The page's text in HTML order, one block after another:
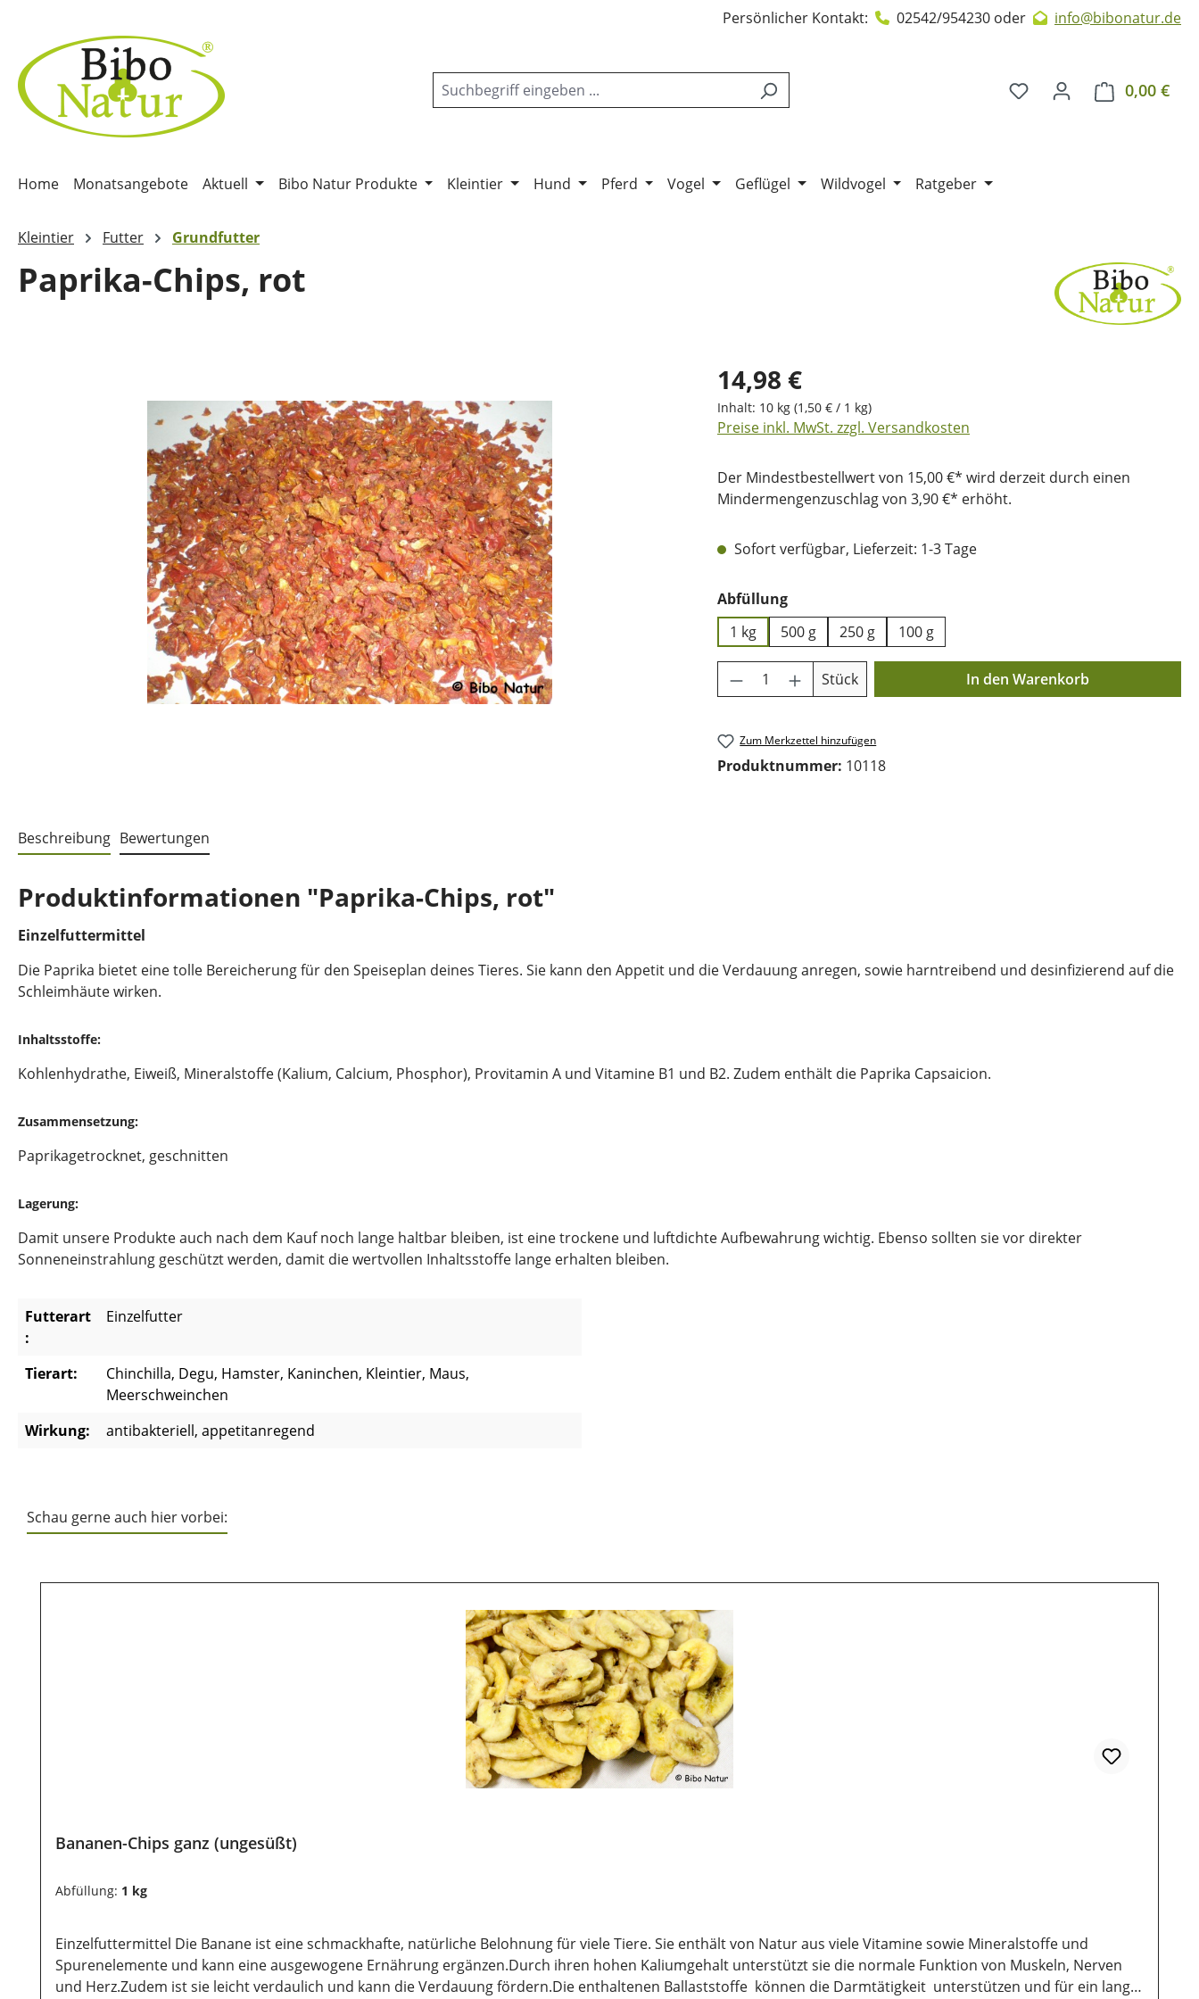
Persönlicher Kontakt: 02542/954230 oder info@bibonatur.de
0,00 €
Home Monatsangebote Aktuell Bibo Natur Produkte Kleintier Hund Pferd Vogel Geflügel Wildvogel Ratgeber
Kleintier Futter Grundfutter
Paprika-Chips, rot
14,98 €
Inhalt: 10 kg (1,50 € / 1 kg)
Preise inkl. MwSt. zzgl. Versandkosten
Der Mindestbestellwert von 15,00 €* wird derzeit durch einen
Mindermengenzuschlag von 3,90 €* erhöht.
Sofort verfügbar, Lieferzeit: 1-3 Tage
Abfüllungauswählen
1 kg
500 g 250 g 100 g
Produkt Anzahl: Gib den gewünschten Wert
Stück In den Warenkorb
Zum Merkzettel hinzufügen
Produktnummer: 10118
Beschreibung Bewertungen
Produktinformationen "Paprika-Chips, rot"
Einzelfuttermittel
Die Paprika bietet eine tolle Bereicherung für den Speiseplan deines Tieres. Sie kann den Appetit und die Verdauung anregen, sowie harntreibend und desinfizierend auf die
Schleimhäute wirken.
Inhaltsstoffe:
Kohlenhydrathe, Eiweiß, Mineralstoffe (Kalium, Calcium, Phosphor), Provitamin A und Vitamine B1 und B2. Zudem enthält die Paprika Capsaicion.
Zusammensetzung:
Paprikagetrocknet, geschnitten
Lagerung:
Damit unsere Produkte auch nach dem Kauf noch lange haltbar bleiben, ist eine trockene und luftdichte Aufbewahrung wichtig. Ebenso sollten sie vor direkter
Sonneneinstrahlung geschützt werden, damit die wertvollen Inhaltsstoffe lange erhalten bleiben.
Futterart
:
Einzelfutter
Tierart:
Chinchilla, Degu, Hamster, Kaninchen, Kleintier, Maus,
Meerschweinchen
Wirkung:
antibakteriell, appetitanregend
Schau gerne auch hier vorbei:
Bananen-Chips ganz (ungesüßt)
Abfüllung: 1 kg
Einzelfuttermittel Die Banane ist eine schmackhafte, natürliche Belohnung für viele Tiere. Sie enthält von Natur aus viele Vitamine sowie Mineralstoffe und
Spurenelemente und kann eine ausgewogene Ernährung ergänzen.Durch ihren hohen Kaliumgehalt unterstützt sie die normale Funktion von Muskeln, Nerven
und Herz.Zudem ist sie leicht verdaulich und kann die Verdauung fördern.Die enthaltenen Ballaststoffe können die Darmtätigkeit unterstützen und für ein lang